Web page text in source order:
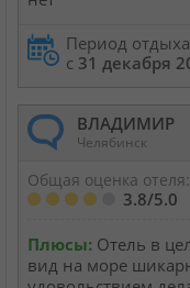
Период
с 31 декабря
ВЛАДИМИР
Челябинск
Общая оценка отеля:
3.8/5.0
Плюсы: Отель в
вид на море